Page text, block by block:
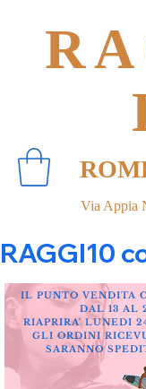
Via Appia
RAGGI10
IL PUNTO VENDITA
DAL 13 AL
RIAPRIRA' LUNEDI
GLI ORDINI
SARANNO